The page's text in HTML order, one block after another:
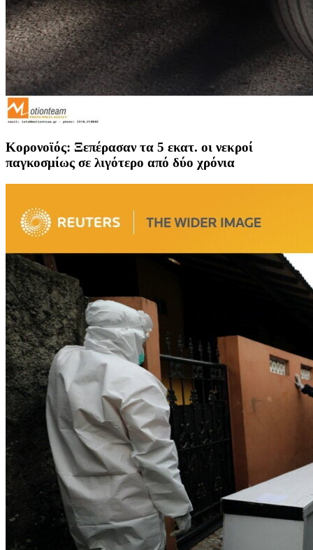
Κορονοϊός: Ξεπέρασαν τα 5 εκατ. οι νεκροί
παγκοσμίως σε λιγότερο από δύο χρόνια